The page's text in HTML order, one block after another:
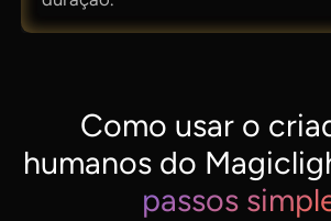
Como usar o
humanos do
passos